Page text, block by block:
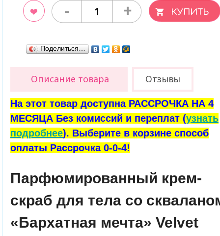
- +
Поделиться…
Описание товара Отзывы
На этот товар доступна РАССРОЧКА НА 4
МЕСЯЦА Без комиссий и переплат (узнать
подробнее). Выберите в корзине способ
оплаты Рассрочка 0-0-4!
Парфюмированный крем-
скраб для тела со
«Бархатная мечта» Velvet